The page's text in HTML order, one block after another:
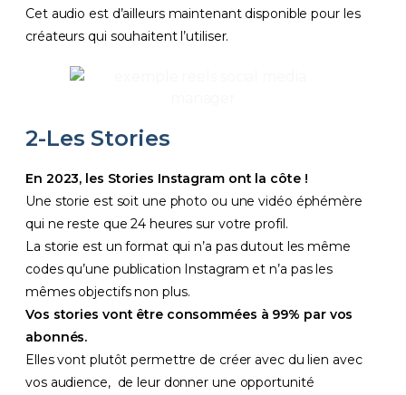
Cet audio est d’ailleurs maintenant disponible pour les
créateurs qui souhaitent l’utiliser.
2-Les Stories
En 2023, les Stories Instagram ont la côte !
Une storie est soit une photo ou une vidéo éphémère
qui ne reste que 24 heures sur votre profil.
La storie est un format qui n’a pas dutout les même
codes qu’une publication Instagram et n’a pas les
mêmes objectifs non plus.
Vos stories vont être consommées à 99% par vos
abonnés.
Elles vont plutôt permettre de créer avec du lien avec
vos audience, de leur donner une opportunité